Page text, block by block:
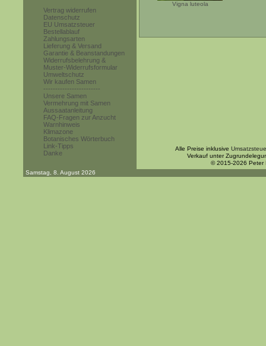
Vertrag widerrufen
Datenschutz
EU Umsatzsteuer
Bestellablauf
Zahlungsarten
Lieferung & Versand
Garantie & Beanstandungen
Widerrufsbelehrung &
Muster-Widerrufsformular
Umweltschutz
Wir kaufen Samen
------------------------
Unsere Samen
Vermehrung mit Samen
Aussaatanleitung
FAQ-Fragen zur Anzucht
Warnhinweis
Klimazone
Botanisches Wörterbuch
Link-Tipps
Danke
Vigna luteola
Alle Preise inklusive
Verkauf unter
© 2015-2026 Peter
Samstag, 8. August 2026